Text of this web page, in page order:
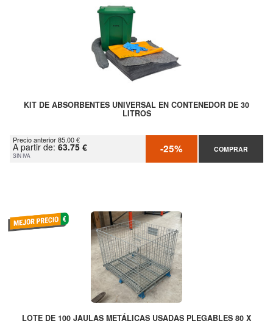
KIT DE ABSORBENTES UNIVERSAL EN CONTENEDOR DE 30
LITROS
Precio anterior 85.00 €
A partir de: 63.75 €
SIN IVA -25% COMPRAR
LOTE DE 100 JAULAS METÁLICAS USADAS PLEGABLES 80 X